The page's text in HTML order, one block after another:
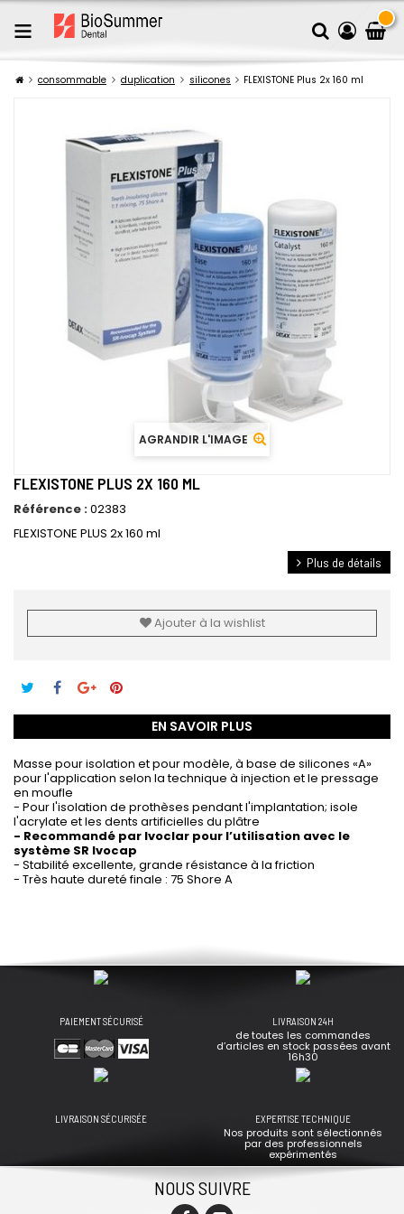
consommable duplication silicones FLEXISTONE Plus 2x 160 ml
AGRANDIR L'IMAGE
FLEXISTONE PLUS 2X 160 ML
Référence :02383
FLEXISTONE PLUS 2x 160 ml
Plus de détails
Ajouter à la wishlist
EN SAVOIR PLUS
Masse pour isolation et pour modèle, à base de silicones «A»
pour l'application selon la technique à injection et le pressage
en moufle
- Pour l'isolation de prothèses pendant l'implantation; isole
l'acrylate et les dents artificielles du plâtre
- Recommandé par Ivoclar pour l’utilisation avec le
système SR Ivocap
- Stabilité excellente, grande résistance à la friction
- Très haute dureté finale : 75 Shore A
PAIEMENT SÉCURISÉ LIVRAISON 24H
de toutes les commandes
d’articles en stock passées avant
16h30
LIVRAISON SÉCURISÉE EXPERTISE TECHNIQUE
Nos produits sont sélectionnés
par des professionnels
expérimentés
NOUS SUIVRE